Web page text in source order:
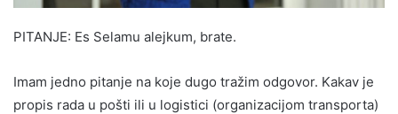
PITANJE: Es Selamu alejkum, brate.
Imam jedno pitanje na koje dugo tražim odgovor. Kakav je
propis rada u pošti ili u logistici (organizacijom transporta)